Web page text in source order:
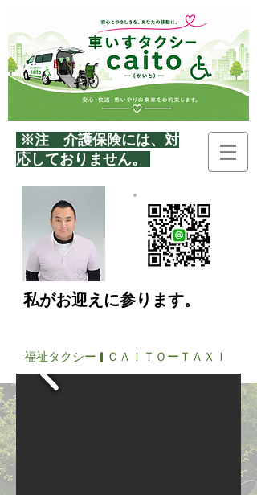
※注 介護保険には、 対
応しておりません。
私がお迎えに参ります。
福祉タクシー | ＣＡＩＴＯーＴＡＸＩ